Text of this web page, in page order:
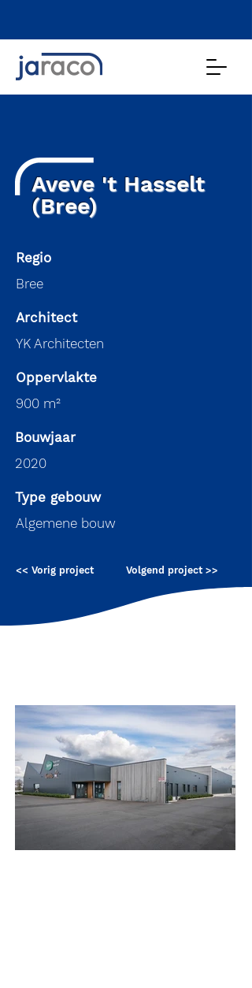
Aveve 't Hasselt
(Bree)
Regio
Bree
Architect
YK Architecten
Oppervlakte
900 m²
Bouwjaar
2020
Type gebouw
Algemene bouw
<< Vorig project Volgend project >>